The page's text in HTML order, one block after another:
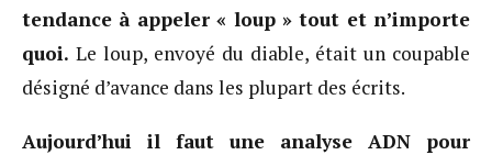
tendance à appeler « loup » tout et n’importe
quoi. Le loup, envoyé du diable, était un coupable
désigné d’avance dans les plupart des écrits.
Aujourd’hui il faut une analyse ADN pour